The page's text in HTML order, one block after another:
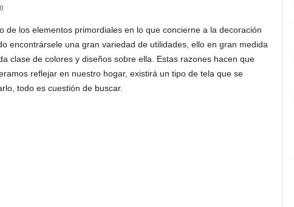
0
de los elementos primordiales en lo que concierne a la decoración
encontrársele una gran variedad de utilidades, ello en gran medida
clase de colores y diseños sobre ella. Estas razones hacen que
reflejar en nuestro hogar, existirá un tipo de tela que se
todo es cuestión de buscar.